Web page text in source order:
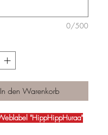
0/500
In den Warenkorb
"HippHippHuraa"